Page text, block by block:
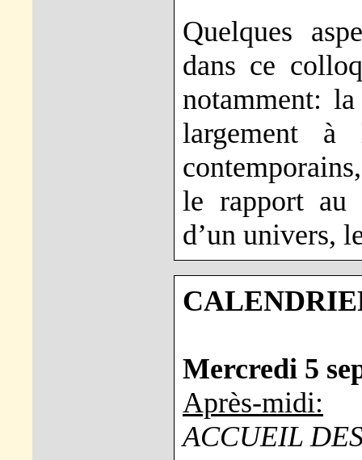
Quelques
dans ce
notamment:
largement
le rapport au
d’un univers,
Mercredi 5
Après-midi:
ACCUEIL